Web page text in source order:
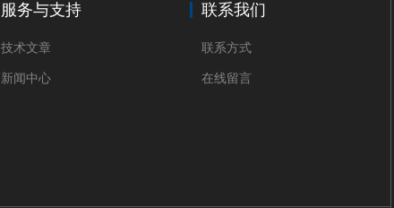
服务与支持
技术文章
新闻中心
联系我们
联系方式
在线留言